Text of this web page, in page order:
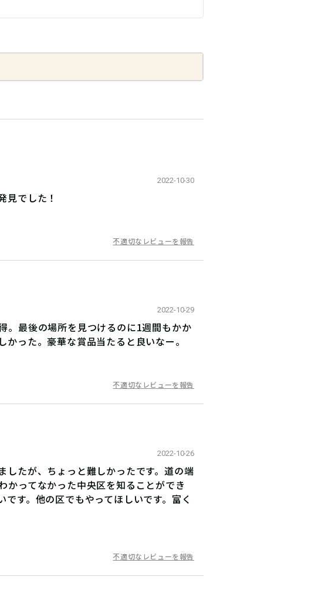
2022-10-30
見でした！
不適切なレビューを報告
2022-10-29
。最後の場所を見つけるのに1週間もかか
った。豪華な賞品当たると良いなー。
不適切なレビューを報告
2022-10-26
したが、ちょっと難しかったです。道の端
かってなかった中央区を知ることができ
す。他の区でもやってほしいです。富く
不適切なレビューを報告